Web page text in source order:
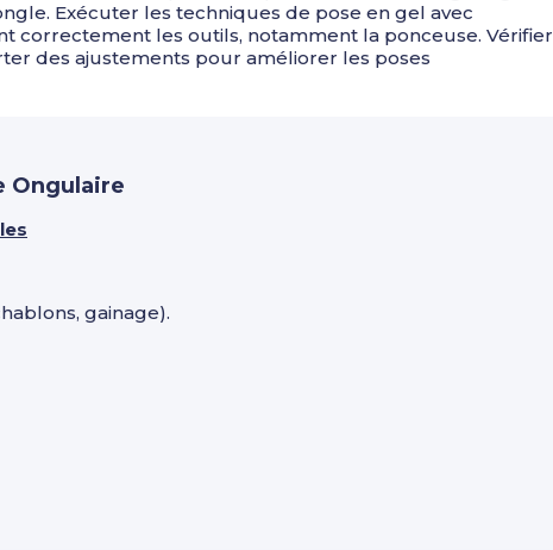
Exécuter les techniques de pose en gel avec
correctement les outils, notamment la ponceuse. Vérifier
des ajustements pour améliorer les poses
Ongulaire
gainage).